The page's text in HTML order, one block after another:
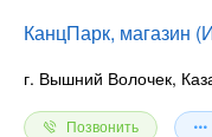
КанцПарк, магазин
г. Вышний Волочек,
Позвонить